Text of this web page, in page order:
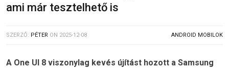
ami már tesztelhető is
SZERZŐ: PÉTER ON 2025-12-08 ANDROID MOBILOK
A One UI 8 viszonylag kevés újítást hozott a Samsung